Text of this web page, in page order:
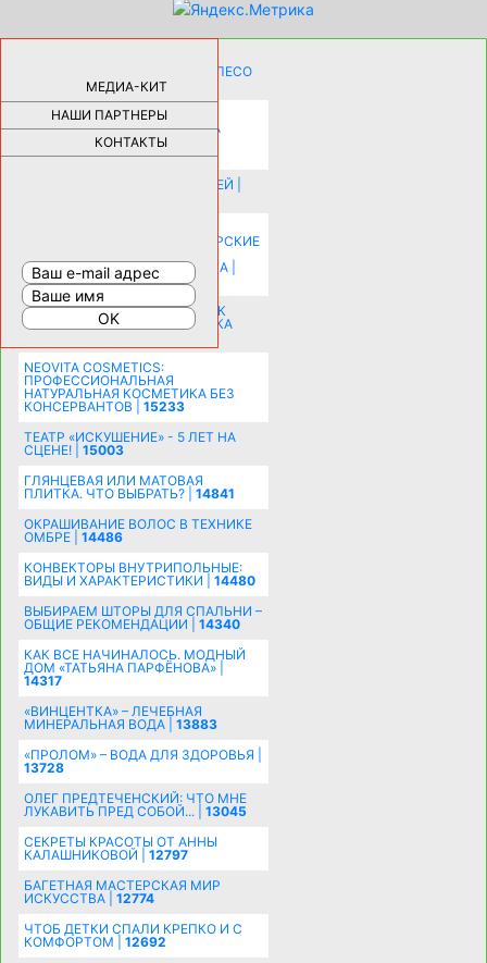
МЕДИА-КИТ
НАШИ ПАРТНЕРЫ
КОНТАКТЫ
КАК ДЕВУШКЕ ПОМЕНЯТЬ КОЛЕСО
НА АВТОМОБИЛЕ |69189
НОВЫЕ РАЗРАБОТКИ ДЛЯ
ОЗДОРОВЛЕНИЯ ОРГАНИЗМА
ПЛАТФОРМА ШУМАННА 3Д И
КАПСУЛА ЗДОРОВЬЯ |28297
ИСТОРИЯ НАКЛАДНЫХ НОГТЕЙ |
КОМНАТУ: ХИТРЫЕ ДИЗАЙНЕРСКИЕ
РАСШИРЕНИЯ ПРОСТРАНСТВА |
16206
СОБИРАЕМСЯ НА ПРАЗДНИК К
МОЛОДОЖЕНАМ: ПОДГОТОВКА
NEOVITA COSMETICS:
ПРОФЕССИОНАЛЬНАЯ
НАТУРАЛЬНАЯ КОСМЕТИКА БЕЗ
КОНСЕРВАНТОВ | 15233
ТЕАТР «ИСКУШЕНИЕ» - 5 ЛЕТ НА
СЦЕНЕ! | 15003
ГЛЯНЦЕВАЯ ИЛИ МАТОВАЯ
ПЛИТКА. ЧТО ВЫБРАТЬ? | 14841
ОКРАШИВАНИЕ ВОЛОС В ТЕХНИКЕ
ОМБРЕ | 14486
КОНВЕКТОРЫ ВНУТРИПОЛЬНЫЕ:
ВИДЫ И ХАРАКТЕРИСТИКИ | 14480
ВЫБИРАЕМ ШТОРЫ ДЛЯ СПАЛЬНИ –
ОБЩИЕ РЕКОМЕНДАЦИИ | 14340
КАК ВСЕ НАЧИНАЛОСЬ. МОДНЫЙ
ДОМ «ТАТЬЯНА ПАРФЁНОВА» |
14317
«ВИНЦЕНТКА» – ЛЕЧЕБНАЯ
МИНЕРАЛЬНАЯ ВОДА | 13883
«ПРОЛОМ» – ВОДА ДЛЯ ЗДОРОВЬЯ |
13728
ОЛЕГ ПРЕДТЕЧЕНСКИЙ: ЧТО МНЕ
ЛУКАВИТЬ ПРЕД СОБОЙ... | 13045
СЕКРЕТЫ КРАСОТЫ ОТ АННЫ
КАЛАШНИКОВОЙ | 12797
БАГЕТНАЯ МАСТЕРСКАЯ МИР
ИСКУССТВА | 12774
ЧТОБ ДЕТКИ СПАЛИ КРЕПКО И С
КОМФОРТОМ | 12692